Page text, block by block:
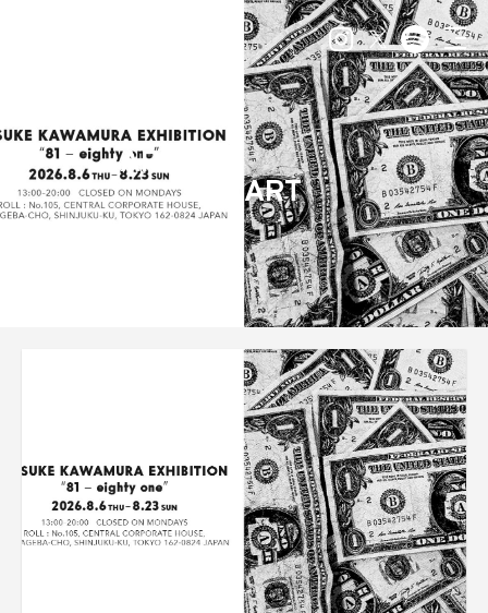
ARCHIVE
ART